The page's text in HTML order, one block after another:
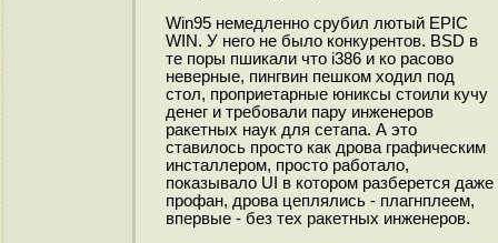
Win95 немедленно срубил лютый EPIC
WIN. У него не было конкурентов. BSD в
те поры пшикали что i386 и ко расово
неверные, пингвин пешком ходил под
стол, проприетарные юниксы стоили кучу
денег и требовали пару инженеров
ракетных наук для сетапа. А это
ставилось просто как дрова графическим
инсталлером, просто работало,
показывало UI в котором разберется даже
профан, дрова цеплялись - плагнплеем,
впервые - без тех ракетных инженеров.